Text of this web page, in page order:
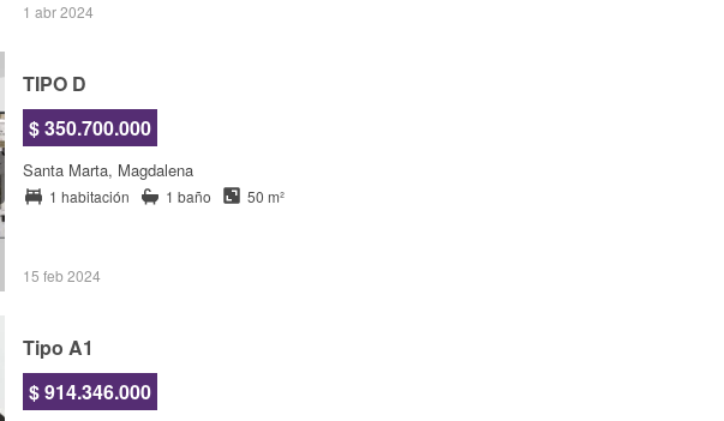
1 abr 2024
TIPO D
$ 350.700.000
Santa Marta, Magdalena
1 habitación 1 baño 50 m²
15 feb 2024
Tipo A1
$ 914.346.000